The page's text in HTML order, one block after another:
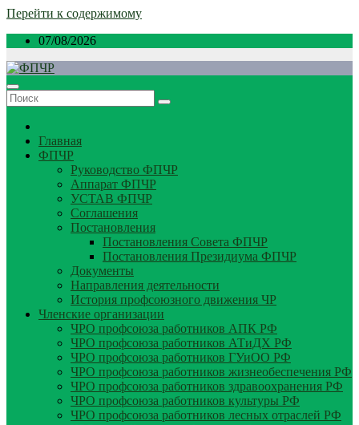
Перейти к содержимому
07/08/2026
Главная
ФПЧР
Руководство ФПЧР
Аппарат ФПЧР
УСТАВ ФПЧР
Соглашения
Постановления
Постановления Совета ФПЧР
Постановления Президиума ФПЧР
Документы
Направления деятельности
История профсоюзного движения ЧР
Членские организации
ЧРО профсоюза работников АПК РФ
ЧРО профсоюза работников АТиДХ РФ
ЧРО профсоюза работников ГУиОО РФ
ЧРО профсоюза работников жизнеобеспечения РФ
ЧРО профсоюза работников здравоохранения РФ
ЧРО профсоюза работников культуры РФ
ЧРО профсоюза работников лесных отраслей РФ